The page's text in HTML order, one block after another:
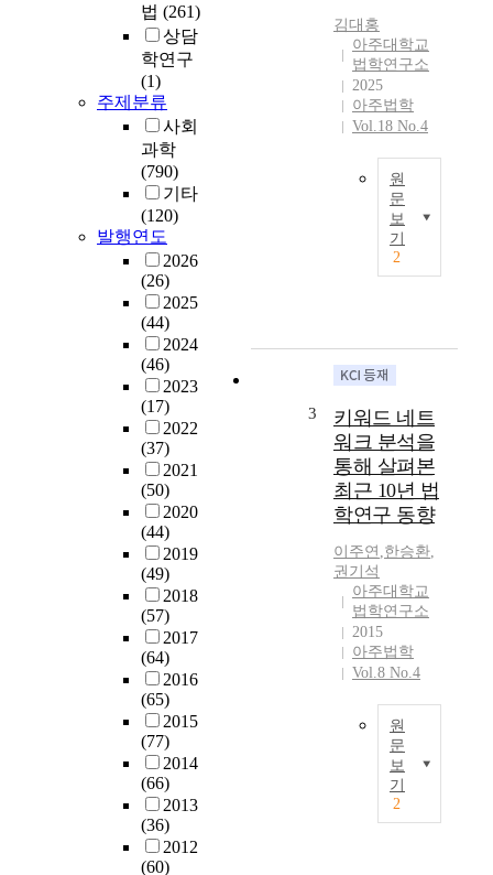
법 (261)
상담
학연구
(1)
주제분류
사회
과학
(790)
기타
(120)
발행연도
2026
(26)
2025
(44)
2024
(46)
2023
(17)
2022
(37)
2021
(50)
2020
(44)
2019
(49)
2018
(57)
2017
(64)
2016
(65)
2015
(77)
2014
(66)
2013
(36)
2012
(60)
김대홍
아주대학교
법학연구소
2025
아주법학
Vol.18 No.4
원
문
보
기
2
3
키워드 네트
워크 분석을
통해 살펴본
최근 10년 법
학연구 동향
이주연 ,한승환,
권기석
아주대학교
법학연구소
2015
아주법학
Vol.8 No.4
원
문
보
기
2